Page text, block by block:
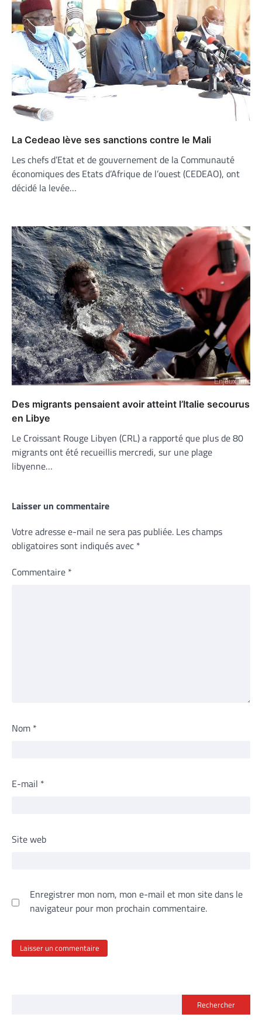
La Cedeao lève ses sanctions contre le Mali
Les chefs d’Etat et de gouvernement de la Communauté
économiques des Etats d’Afrique de l’ouest (CEDEAO), ont
décidé la levée…
Des migrants pensaient avoir atteint l’Italie secourus
en Libye
Le Croissant Rouge Libyen (CRL) a rapporté que plus de 80
migrants ont été recueillis mercredi, sur une plage
libyenne…
Laisser un commentaire
Votre adresse e-mail ne sera pas publiée. Les champs
obligatoires sont indiqués avec *
Commentaire *
Nom *
E-mail *
Site web
Enregistrer mon nom, mon e-mail et mon site dans le
navigateur pour mon prochain commentaire.
Rechercher